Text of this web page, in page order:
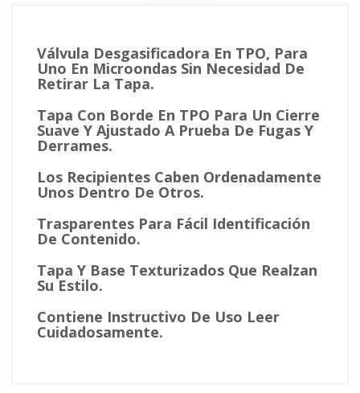
Válvula Desgasificadora En TPO, Para
Uno En Microondas Sin Necesidad De
Retirar La Tapa.
Tapa Con Borde En TPO Para Un Cierre
Suave Y Ajustado A Prueba De Fugas Y
Derrames.
Los Recipientes Caben Ordenadamente
Unos Dentro De Otros.
Trasparentes Para Fácil Identificación
De Contenido.
Tapa Y Base Texturizados Que Realzan
Su Estilo.
Contiene Instructivo De Uso Leer
Cuidadosamente.